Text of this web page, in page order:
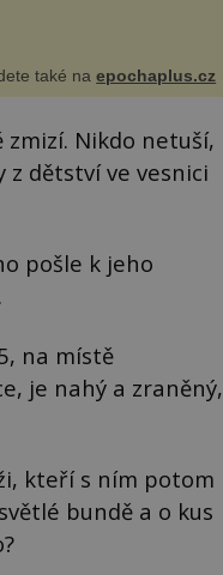
také naepochaplus.cz
zmizí. Nikdo netuší,
z dětství ve vesnici
pošle k jeho
na místě
je nahý a zraněný,
kteří s ním potom
bundě a o kus